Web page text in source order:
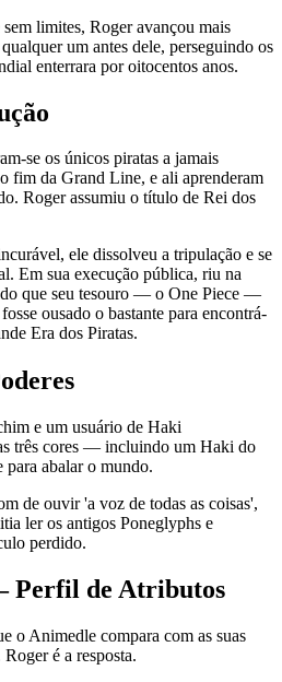
limites, Roger avançou mais
um antes dele, perseguindo os
enterrara por oitocentos anos.
se os únicos piratas a jamais
fim da Grand Line, e ali aprenderam
Roger assumiu o título de Rei dos
ele dissolveu a tripulação e se
Em sua execução pública, riu na
que seu tesouro — o One Piece —
ousado o bastante para encontrá-
Era dos Piratas.
e um usuário de Haki
três cores — incluindo um Haki do
para abalar o mundo.
de ouvir 'a voz de todas as coisas',
ler os antigos Poneglyphs e
perdido.
Perfil de Atributos
o Animedle compara com as suas
é a resposta.